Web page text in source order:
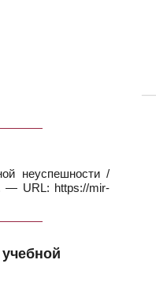
неуспешности /
URL: https://mir-